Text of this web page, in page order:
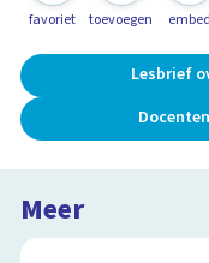
favoriet toevoegen embed
Lesbrief
Meer